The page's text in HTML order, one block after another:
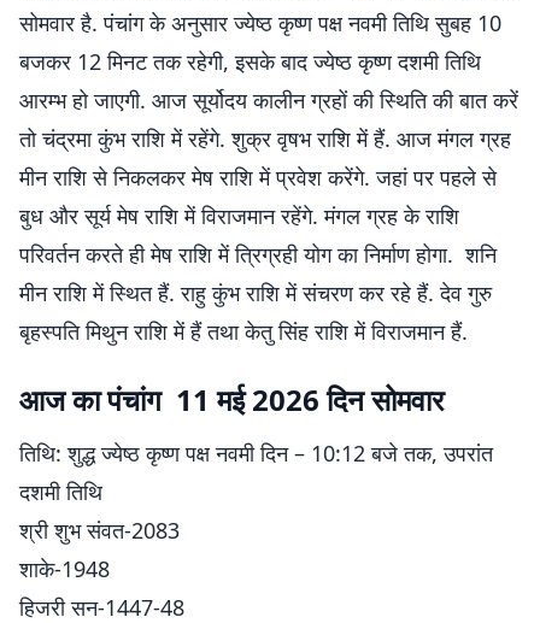
सोमवार है. पंचांग के अनुसार ज्येष्ठ कृष्ण पक्ष नवमी तिथि सुबह 10
बजकर 12 मिनट तक रहेगी, इसके बाद ज्येष्ठ कृष्ण दशमी तिथि
आरम्भ हो जाएगी. आज सूर्योदय कालीन ग्रहों की स्थिति की बात करें
तो चंद्रमा कुंभ राशि में रहेंगे. शुक्र वृषभ राशि में हैं. आज मंगल ग्रह
मीन राशि से निकलकर मेष राशि में प्रवेश करेंगे. जहां पर पहले से
बुध और सूर्य मेष राशि में विराजमान रहेंगे. मंगल ग्रह के राशि
परिवर्तन करते ही मेष राशि में त्रिग्रही योग का निर्माण होगा. शनि
मीन राशि में स्थित हैं. राहु कुंभ राशि में संचरण कर रहे हैं. देव गुरु
बृहस्पति मिथुन राशि में हैं तथा केतु सिंह राशि में विराजमान हैं.
आज का पंचांग 11 मई 2026 दिन सोमवार
तिथि: शुद्ध ज्येष्ठ कृष्ण पक्ष नवमी दिन – 10:12 बजे तक, उपरांत
दशमी तिथि
श्री शुभ संवत-2083
शाके-1948
हिजरी सन-1447-48